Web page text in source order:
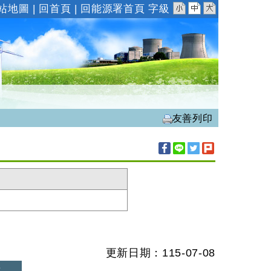
地圖 | 回首頁 | 回能源署首頁 字級
友善列印
更新日期：115-07-08